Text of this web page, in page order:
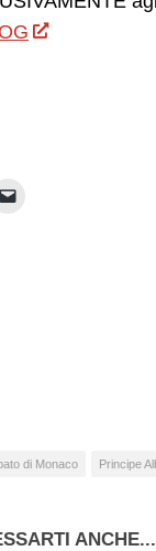
di Monaco Principe
ANCHE...